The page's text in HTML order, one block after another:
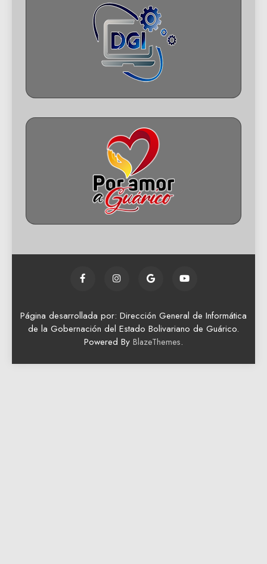
Página desarrollada por: Dirección General de Informática
de la Gobernación del Estado Bolivariano de Guárico.
Powered By BlazeThemes.